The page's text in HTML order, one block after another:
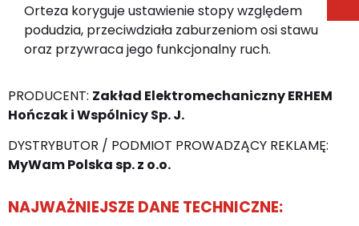
Orteza koryguje ustawienie stopy względem
podudzia, przeciwdziała zaburzeniom osi stawu
oraz przywraca jego funkcjonalny ruch.
PRODUCENT: Zakład Elektromechaniczny ERHEM
Hończak i Wspólnicy Sp. J.
DYSTRYBUTOR / PODMIOT PROWADZĄCY REKLAMĘ:
MyWam Polska sp. z o.o.
NAJWAŻNIEJSZE DANE TECHNICZNE: